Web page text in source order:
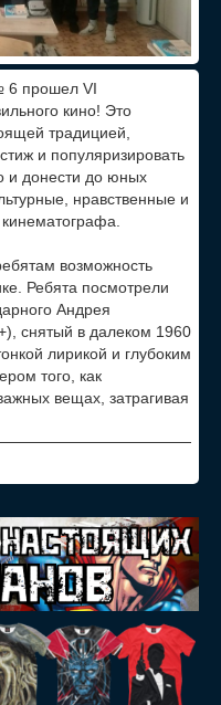
6 прошел VI
кино! Это
традицией,
и популяризировать
и донести до юных
нравственные и
возможность
Ребята посмотрели
Андрея
снятый в далеком 1960
лирикой и глубоким
того, как
вещах, затрагивая